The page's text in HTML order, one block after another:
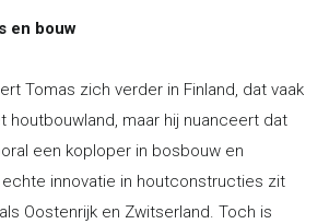
en bouw
Tomas zich verder in Finland, dat vaak
houtbouwland, maar hij nuanceert dat
een koploper in bosbouw en
innovatie in houtconstructies zit
Oostenrijk en Zwitserland. Toch is